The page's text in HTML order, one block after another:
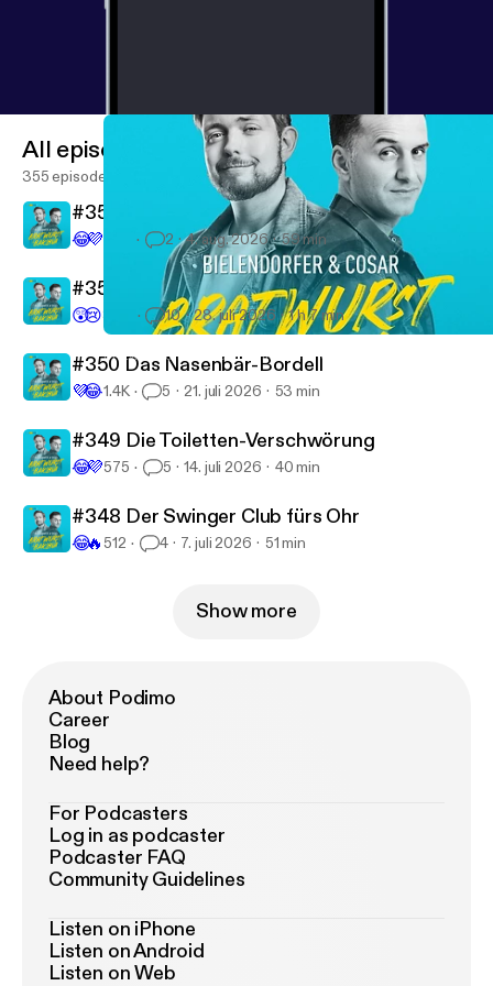
Bratwurst und Baklava - mit Özcan Cosar und Bastian
All episodes
355 episodes
#352 Auf Materijajaajaaal
😂💜 2 4. aug. 2026 59 min
#351 T wie Tollwut
😲😢 10 28. juli 2026 1 h 7 min
#350 Das Nasenbär-Bordell
💜😂1.4K 5 21. juli 2026 53 min
#349 Die Toiletten-Verschwörung
😂💜575 5 14. juli 2026 40 min
#348 Der Swinger Club fürs Ohr
😂🔥 512 4 7. juli 2026 51 min
Show more
About Podimo
Career
Blog
Need help?
For Podcasters
Log in as podcaster
Podcaster FAQ
Community Guidelines
Listen on iPhone
Listen on Android
Listen on Web